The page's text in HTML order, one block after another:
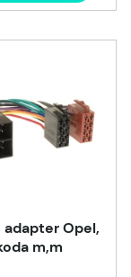
adapter Opel,
m,m